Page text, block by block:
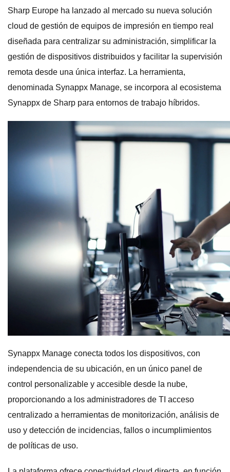
Sharp Europe ha lanzado al mercado su nueva solución
cloud de gestión de equipos de impresión en tiempo real
diseñada para centralizar su administración, simplificar la
gestión de dispositivos distribuidos y facilitar la supervisión
remota desde una única interfaz. La herramienta,
denominada Synappx Manage, se incorpora al ecosistema
Synappx de Sharp para entornos de trabajo híbridos.
Synappx Manage conecta todos los dispositivos, con
independencia de su ubicación, en un único panel de
control personalizable y accesible desde la nube,
proporcionando a los administradores de TI acceso
centralizado a herramientas de monitorización, análisis de
uso y detección de incidencias, fallos o incumplimientos
de políticas de uso.